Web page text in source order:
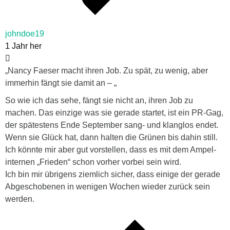
johndoe19
1 Jahr her
„Nancy Faeser macht ihren Job. Zu spät, zu wenig, aber
immerhin fängt sie damit an – „
So wie ich das sehe, fängt sie nicht an, ihren Job zu
machen. Das einzige was sie gerade startet, ist ein PR-Gag,
der spätestens Ende September sang- und klanglos endet.
Wenn sie Glück hat, dann halten die Grünen bis dahin still.
Ich könnte mir aber gut vorstellen, dass es mit dem Ampel-
internen „Frieden“ schon vorher vorbei sein wird.
Ich bin mir übrigens ziemlich sicher, dass einige der gerade
Abgeschobenen in wenigen Wochen wieder zurück sein
werden.